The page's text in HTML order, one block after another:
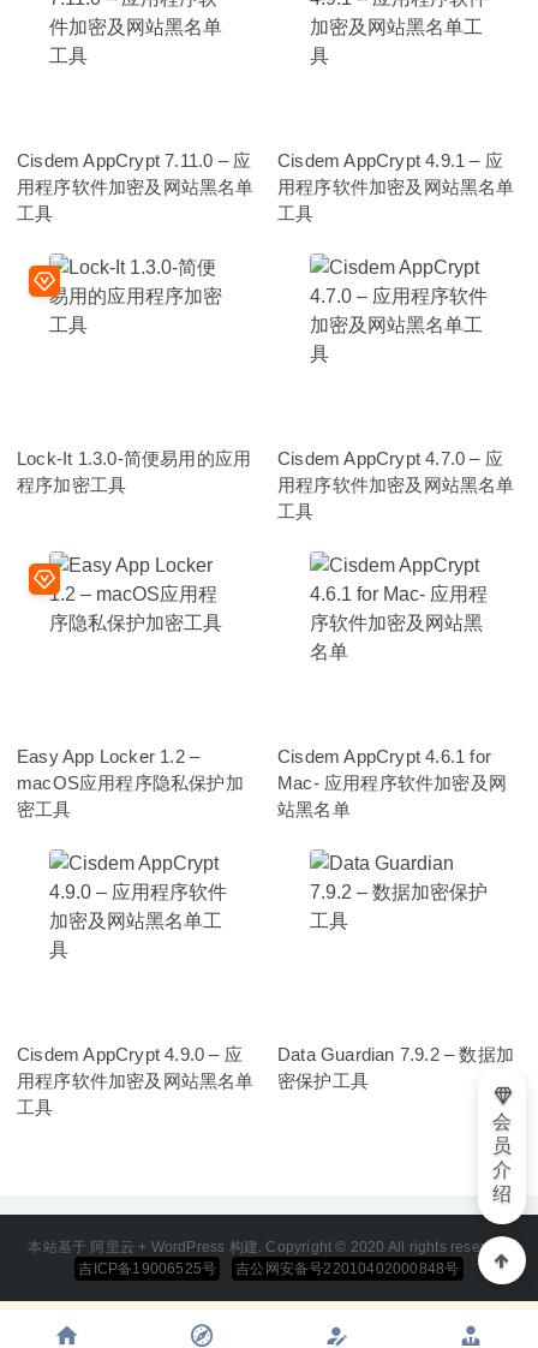
Cisdem AppCrypt 7.11.0 – 应
用程序软件加密及网站黑名单
工具
Cisdem AppCrypt 4.9.1 – 应
用程序软件加密及网站黑名单
工具
Lock-It 1.3.0-简便易用的应用
程序加密工具
Cisdem AppCrypt 4.7.0 – 应
用程序软件加密及网站黑名单
工具
Easy App Locker 1.2 –
macOS应用程序隐私保护加
密工具
Cisdem AppCrypt 4.6.1 for
Mac- 应用程序软件加密及网
站黑名单
Cisdem AppCrypt 4.9.0 – 应
用程序软件加密及网站黑名单
工具
Data Guardian 7.9.2 – 数据加
密保护工具
本站基于 阿里云 + WordPress 构建. Copyright © 2020 All rights reserved
吉ICP备19006525号
吉公网安备号22010402000848号
会
员
介
绍